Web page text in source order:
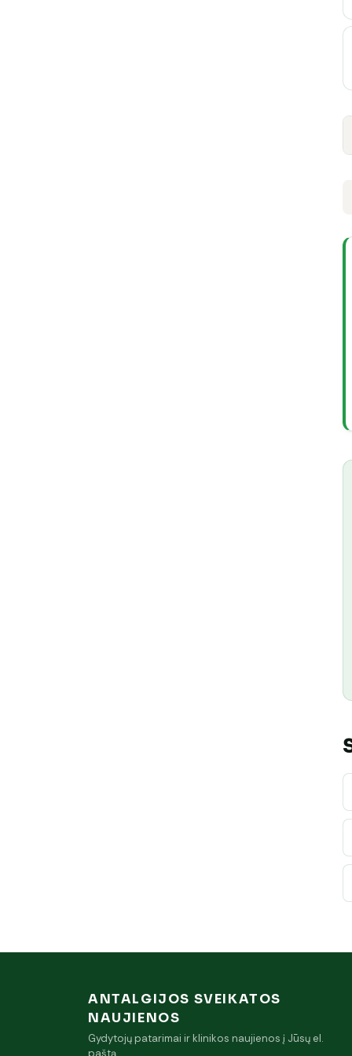
ANTALGIJOS SVEIKATOS
NAUJIENOS
Gydytojų patarimai ir klinikos naujienos į Jūsų el.